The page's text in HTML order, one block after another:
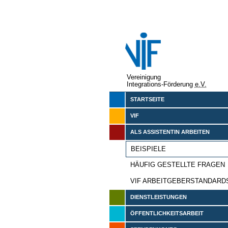
Vereinigung
Integrations-Förderung e.V.
STARTSEITE
VIF
ALS ASSISTENTIN ARBEITEN
BEISPIELE
HÄUFIG GESTELLTE FRAGEN
VIF
DIENSTLEISTUNGEN
ÖFFENTLICHKEITSARBEIT